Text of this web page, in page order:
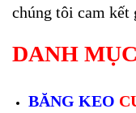
chúng tôi cam kết
DANH
BĂNG KEO